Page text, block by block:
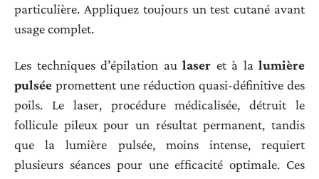
particulière. Appliquez toujours un test cutané avant
usage complet.
Les techniques d’épilation au laser et à la lumière
pulsée promettent une réduction quasi-définitive des
poils. Le laser, procédure médicalisée, détruit le
follicule pileux pour un résultat permanent, tandis
que la lumière pulsée, moins intense, requiert
plusieurs séances pour une efficacité optimale. Ces